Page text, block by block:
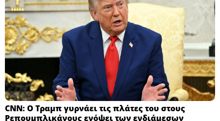
CNN: Ο Τραμπ γυρνάει τις πλάτες του στους
Ρεπουμπλικάνους ενόψει των ενδιάμεσων